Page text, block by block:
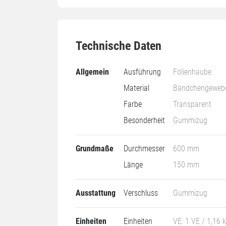
Technische Daten
Allgemein Ausführung
Folienhaube
Material
Farbe
Transparent
Besonderheit
Gummizug
Grundmaße Durchmesser
600 mm
Länge
150 mm
Ausstattung Verschluss Gummizug
Einheiten Einheiten VE: 1 VE / 1,16